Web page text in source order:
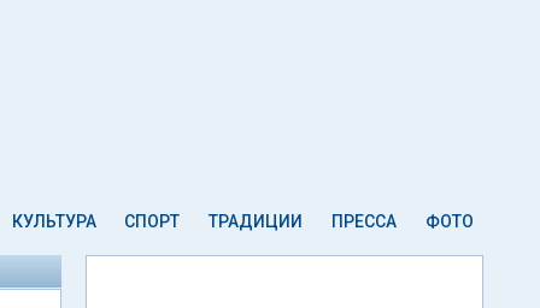
КУЛЬТУРА СПОРТ ТРАДИЦИИ ПРЕССА ФОТО